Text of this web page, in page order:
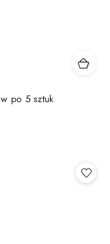
po 5 sztuk